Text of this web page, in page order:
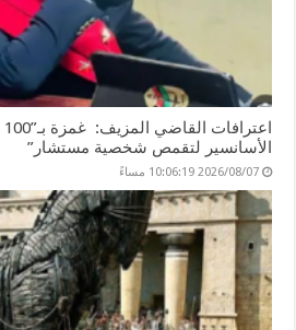
الأسانسير لتقمص شخصية مستشار”
2026/08/07 10:06:19 مساءً